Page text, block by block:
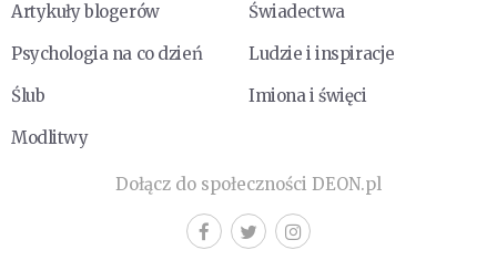
Artykuły blogerów
Świadectwa
Psychologia na co dzień
Ludzie i inspiracje
Ślub
Imiona i święci
Modlitwy
Dołącz do społeczności DEON.pl